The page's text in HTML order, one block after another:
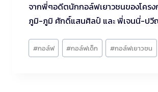
จากพี่ๆอดีตนักกอล์ฟเยาวชนของโครง
ภูมิ-ภูมิ ศักดิ์แสนศิลป์ และ พี่เจนนี่-ป
Post
Tags:
#กอล์ฟ #กอล์ฟเด็ก #กอล์ฟเยาวชน